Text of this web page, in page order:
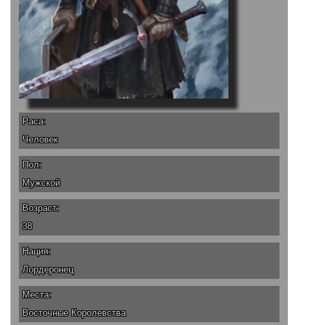
Раса:
Человек
Пол:
Мужской
Возраст:
38
Нация:
Лордеронец
Места:
Восточные Королевства